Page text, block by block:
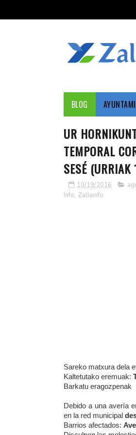
BLOG
UR
TEMPORAL
SESÉ (URRIAK
10/19/2016
Info, Zallainfo
Sareko matxura dela
Kaltetutako eremuak:
Barkatu eragozpenak
Debido a una avería
en la red municipal
Barrios afectados: